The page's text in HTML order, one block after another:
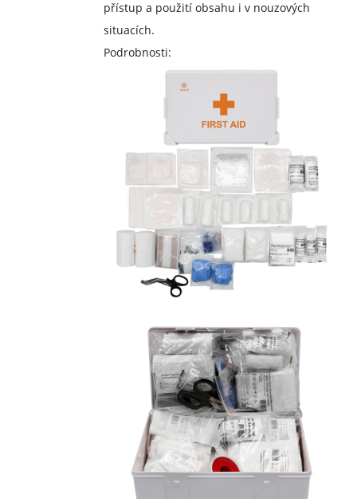
přístup a použití obsahu i v nouzových
situacích.
Podrobnosti: